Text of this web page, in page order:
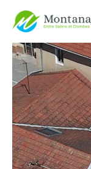
Aller au contenu